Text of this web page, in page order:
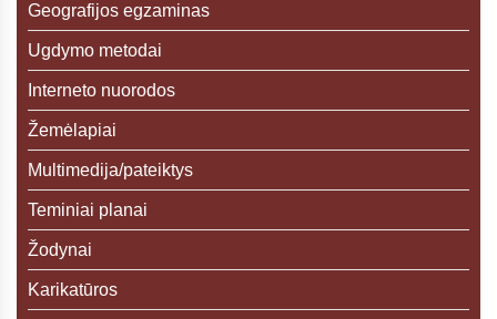
Geografijos egzaminas
Ugdymo metodai
Interneto nuorodos
Žemėlapiai
Multimedija/pateiktys
Teminiai planai
Žodynai
Karikatūros